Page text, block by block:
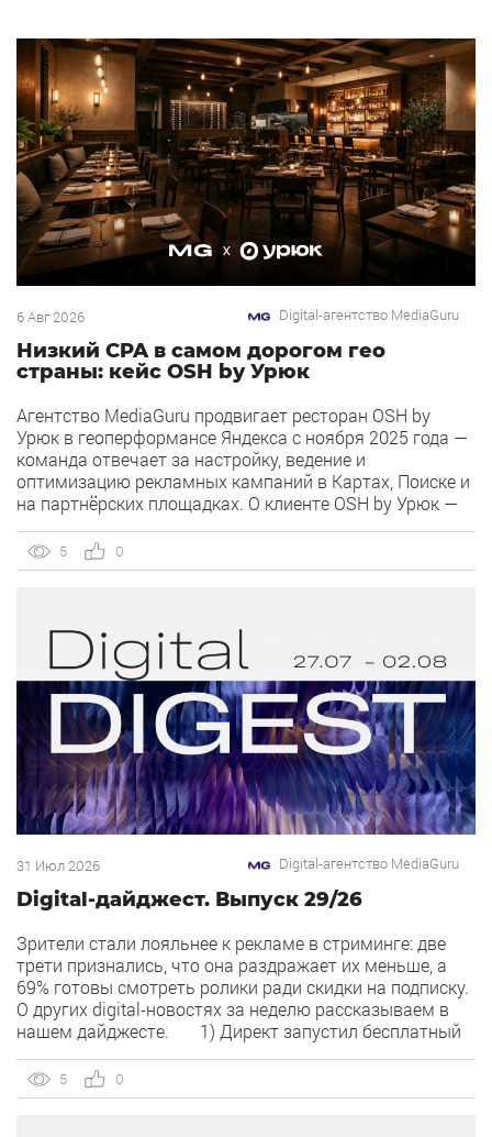
6 Авг 2026 Digital-агентство MediaGuru
Низкий CPA в самом дорогом гео
страны: кейс OSH by Урюк
Агентство MediaGuru продвигает ресторан OSH by
Урюк в геоперформансе Яндекса с ноября 2025 года —
команда отвечает за настройку, ведение и
оптимизацию рекламных кампаний в Картах, Поиске и
на партнёрских площадках. О клиенте OSH by Урюк —
объединивший концепцию дубайского OSH с сетью
«Урюк». Концепт строится […]
5 0
31 Июл 2026 Digital-агентство MediaGuru
Digital-дайджест. Выпуск 29/26
Зрители стали лояльнее к рекламе в стриминге: две
трети признались, что она раздражает их меньше, а
69% готовы смотреть ролики ради скидки на подписку.
О других digital-новостях за неделю рассказываем в
нашем дайджесте. 1) Директ запустил бесплатный
встроенный динамический коллтрекинг — без доплат и
интеграций со сторонними сервисами. […]
5 0